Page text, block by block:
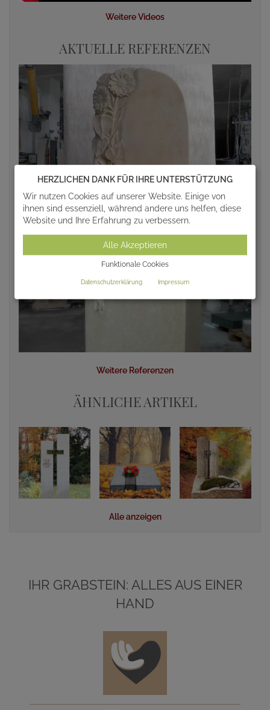
Weitere Videos
AKTUELLE REFERENZEN
Weitere Referenzen
ÄHNLICHE ARTIKEL
Alle anzeigen
IHR GRABSTEIN: ALLES AUS EINER
HAND
HERZLICHEN DANK FÜR IHRE UNTERSTÜTZUNG
Wir nutzen Cookies auf unserer Website. Einige von
ihnen sind essenziell, während andere uns helfen, diese
Website und Ihre Erfahrung zu verbessern.
Alle Akzeptieren
Funktionale Cookies
Datenschutzerklärung Impressum